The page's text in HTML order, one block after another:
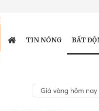
TIN NÓNG BẤT
Giá vàng hôm nay